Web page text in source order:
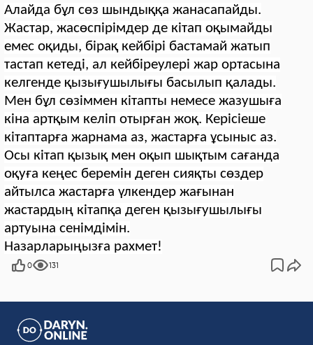
Алайда бұл сөз шындыққа жанасапайды.
Жастар, жасөспірімдер де кітап оқымайды
емес оқиды, бірақ кейбірі бастамай жатып
тастап кетеді, ал кейбіреулері жар ортасына
келгенде қызығушылығы басылып қалады.
Мен бұл сөзіммен кітапты немесе жазушыға
кіна артқым келіп отырған жоқ. Керісіеше
кітаптарға жарнама аз, жастарға ұсыныс аз.
Осы кітап қызық мен оқып шықтым сағанда
оқуға кеңес беремін деген сияқты сөздер
айтылса жастарға үлкендер жағынан
жастардың кітапқа деген қызығушылығы
артуына сенімдімін.
Назарларыңызға рахмет!
0 131